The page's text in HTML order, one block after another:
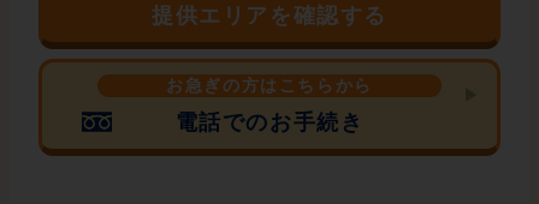
提供エリアを確認する
お急ぎの方はこちらから
電話でのお手続き